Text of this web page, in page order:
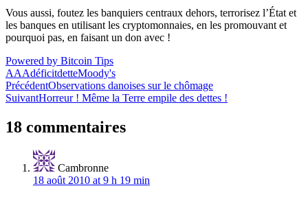
Vous aussi, foutez les banquiers centraux dehors, terrorisez l’État et
les banques en utilisant les cryptomonnaies, en les promouvant et
pourquoi pas, en faisant un don avec !
Powered by Bitcoin Tips
AAAdéficitdetteMoody's
Navigation
de
l’article
PrécédentObservations danoises sur le chômage
SuivantHorreur ! Même la Terre empile des dettes !
18 commentaires
Cambronne
18 août 2010 at 9 h 19 min